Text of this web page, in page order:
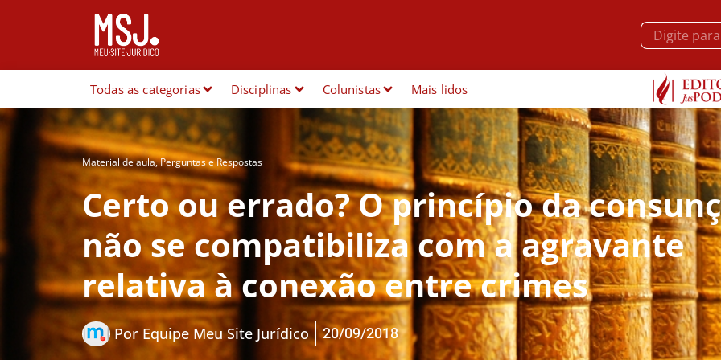
Todas as categorias Disciplinas Colunistas Mais lidos
Material de aula,Perguntas e Respostas
Certo ou errado? O princípio da
não se compatibiliza com a agravante
relativa à conexão entre crimes
Por Equipe Meu Site Jurídico 20/09/2018